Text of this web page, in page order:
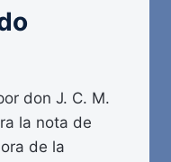
don J. C. M.
la nota de
de la